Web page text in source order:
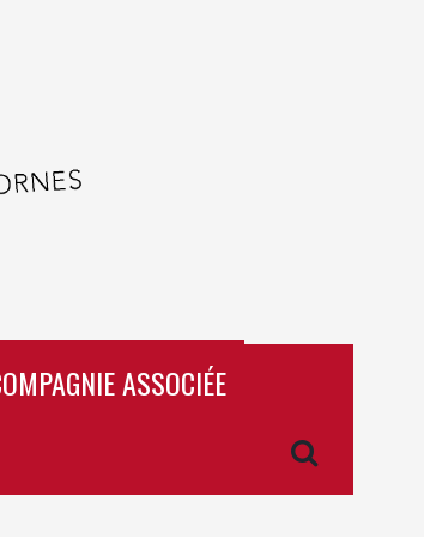
ASSOCIÉE